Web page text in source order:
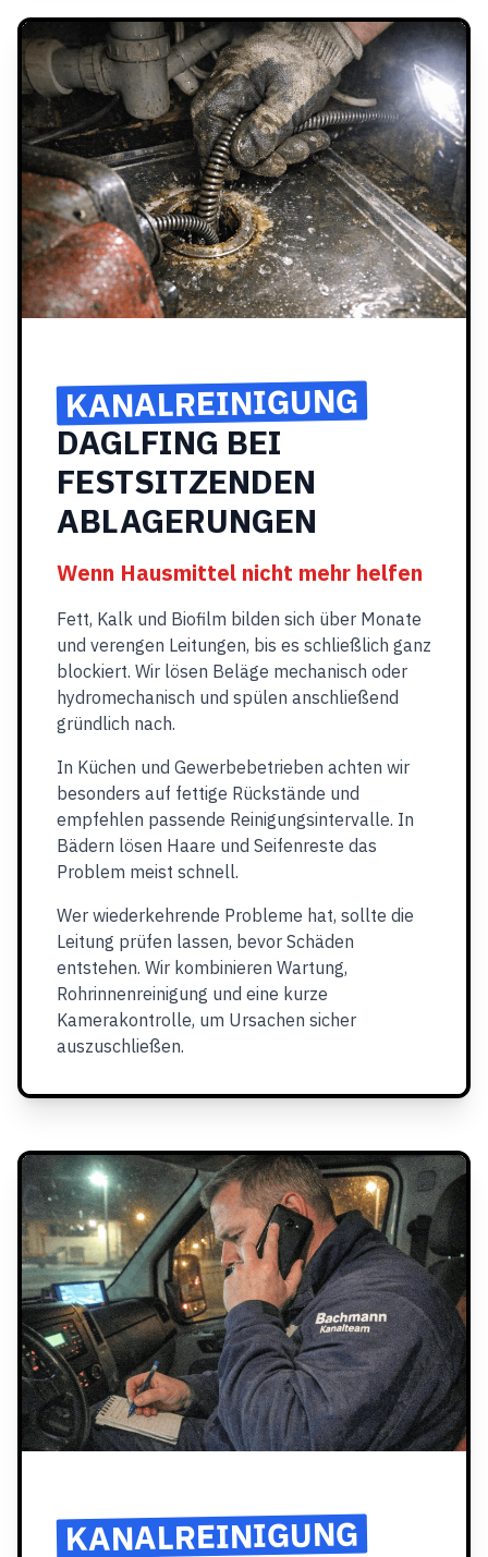
KANALREINIGUNG
DAGLFING BEI
FESTSITZENDEN
ABLAGERUNGEN
Wenn Hausmittel nicht mehr helfen
Fett, Kalk und Biofilm bilden sich über Monate
und verengen Leitungen, bis es schließlich ganz
blockiert. Wir lösen Beläge mechanisch oder
hydromechanisch und spülen anschließend
gründlich nach.
In Küchen und Gewerbebetrieben achten wir
besonders auf fettige Rückstände und
empfehlen passende Reinigungsintervalle. In
Bädern lösen Haare und Seifenreste das
Problem meist schnell.
Wer wiederkehrende Probleme hat, sollte die
Leitung prüfen lassen, bevor Schäden
entstehen. Wir kombinieren Wartung,
Rohrinnenreinigung und eine kurze
Kamerakontrolle, um Ursachen sicher
auszuschließen.
KANALREINIGUNG